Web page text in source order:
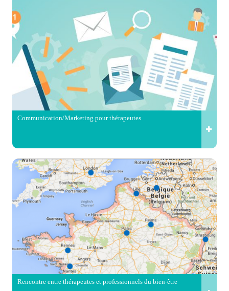
Communication/Marketing pour thérapeutes
Rencontre entre thérapeutes et professionnels du bien-être